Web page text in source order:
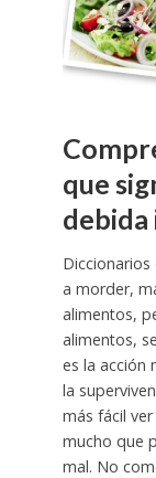
que
a morder,
alimentos,
alimentos,
es la acción
la
más fácil
mucho que
mal. No